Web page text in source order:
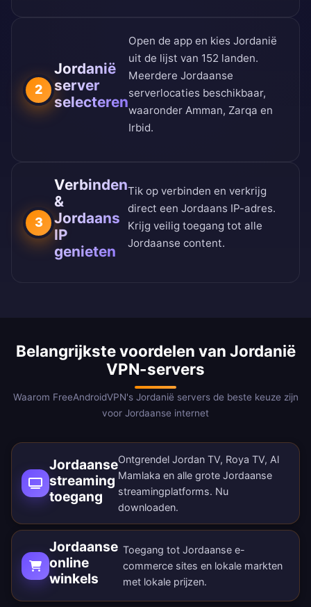
2
Jordanië
server
selecteren
Open de app en kies Jordanië
uit de lijst van 152 landen.
Meerdere Jordaanse
serverlocaties beschikbaar,
waaronder Amman, Zarqa en
Irbid.
3
Verbinden
&
Jordaans
IP
genieten
Tik op verbinden en verkrijg
direct een Jordaans IP-adres.
Krijg veilig toegang tot alle
Jordaanse content.
Belangrijkste voordelen van Jordanië
VPN-servers
Waarom FreeAndroidVPN's Jordanië servers de beste keuze zijn
voor Jordaanse internet
Jordaanse
streaming
toegang
Ontgrendel Jordan TV, Roya TV, Al
Mamlaka en alle grote Jordaanse
streamingplatforms. Nu
downloaden.
Jordaanse
online
winkels
Toegang tot Jordaanse e-
commerce sites en lokale markten
met lokale prijzen.